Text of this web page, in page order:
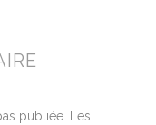
publiée.
Les